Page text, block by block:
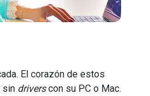
El corazón de estos
sin driverscon su PC o Mac.